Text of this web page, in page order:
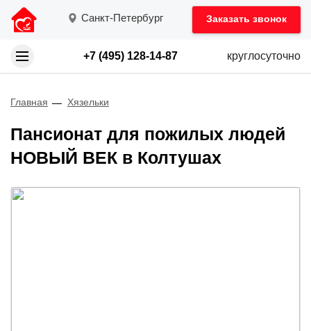
Санкт-Петербург Заказать звонок
+7 (495) 128-14-87 круглосуточно
Главная Хязельки
Пансионат для пожилых людей
НОВЫЙ ВЕК в Колтушах